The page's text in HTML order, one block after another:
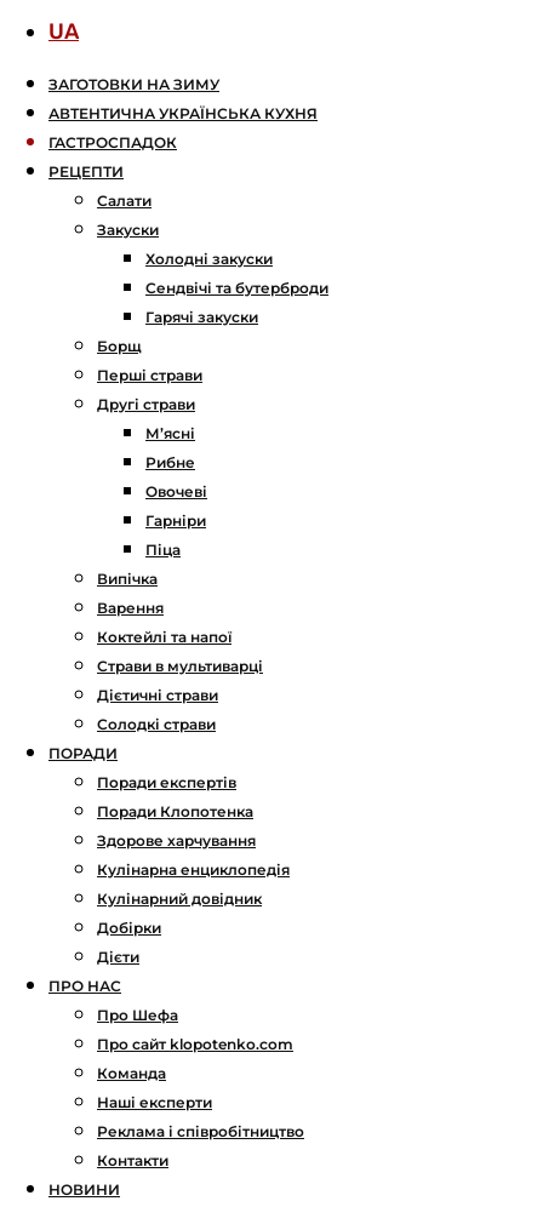
UA
ЗАГОТОВКИ НА ЗИМУ
АВТЕНТИЧНА УКРАЇНСЬКА КУХНЯ
ГАСТРОСПАДОК
РЕЦЕПТИ
Салати
Закуски
Холодні закуски
Сендвічі та бутерброди
Гарячі закуски
Борщ
Перші страви
Другі страви
М’ясні
Рибне
Овочеві
Гарніри
Піца
Випічка
Варення
Коктейлі та напої
Страви в мультиварці
Дієтичні страви
Солодкі страви
ПОРАДИ
Поради експертів
Поради Клопотенка
Здорове харчування
Кулінарна енциклопедія
Кулінарний довідник
Добірки
Дієти
ПРО НАС
Про Шефа
Про сайт klopotenko.com
Команда
Наші експерти
Реклама і співробітництво
Контакти
НОВИНИ